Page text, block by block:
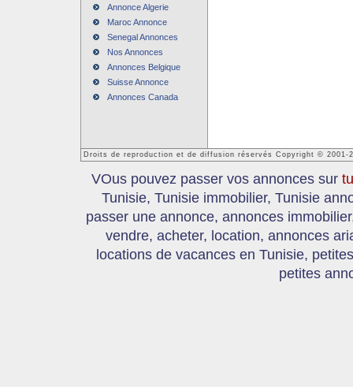
Annonce Algerie
Maroc Annonce
Senegal Annonces
Nos Annonces
Annonces Belgique
Suisse Annonce
Annonces Canada
Droits de reproduction et de diffusion réservés Copyright © 2001-
VOus pouvez passer vos annonces sur
Tunisie, Tunisie immobilier, Tunisie
passer une annonce, annonces
vendre, acheter, location, annonces
locations de vacances en Tunisie,
petites